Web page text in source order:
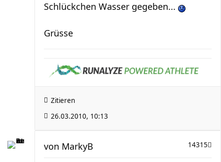
Schlückchen Wasser gegeben...
Grüsse
Zitieren
26.03.2010, 10:13
14315
von MarkyB